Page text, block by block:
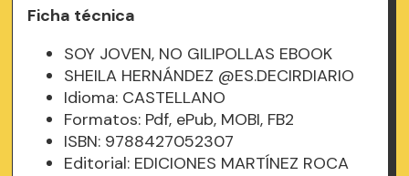
Ficha técnica
SOY JOVEN, NO GILIPOLLAS EBOOK
SHEILA HERNÁNDEZ @ES.DECIRDIARIO
Idioma: CASTELLANO
Formatos: Pdf, ePub, MOBI, FB2
ISBN: 9788427052307
Editorial: EDICIONES MARTÍNEZ ROCA